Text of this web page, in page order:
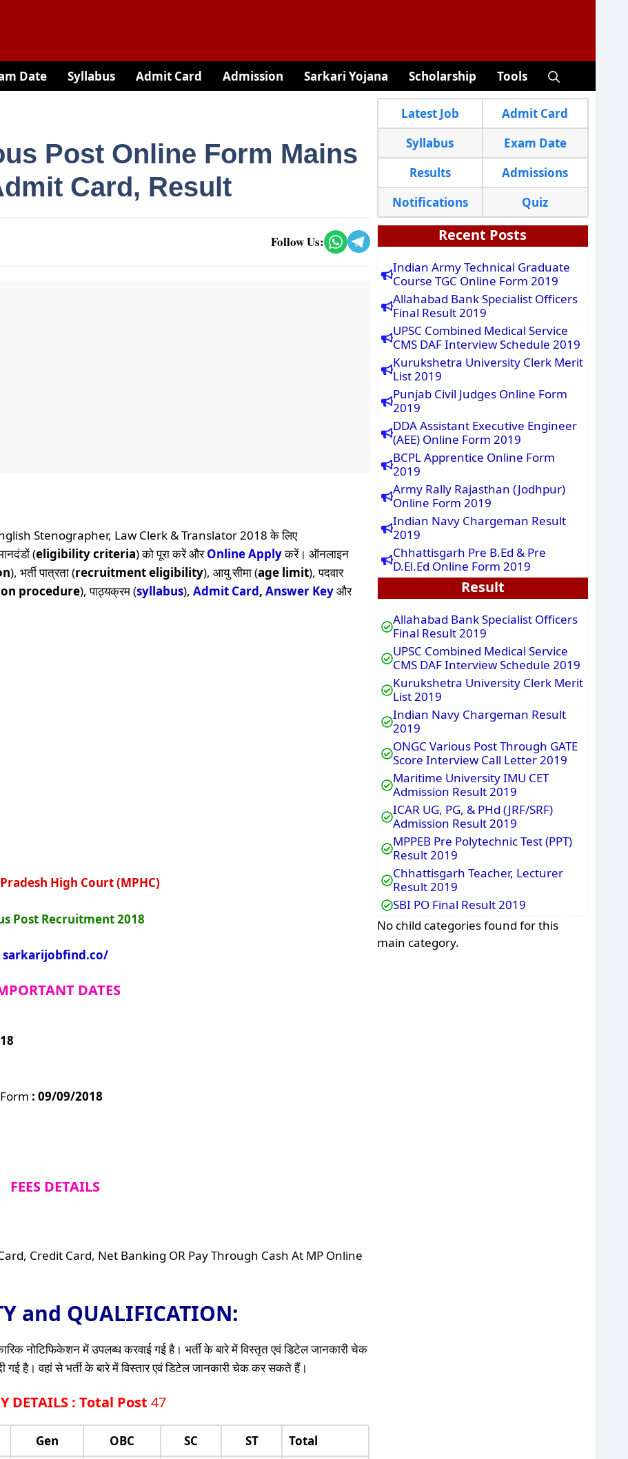
Date Syllabus Admit Card Admission Sarkari Yojana Scholarship Tools
Post Online Form Mains
Card, Result
Follow Us:
Stenographer, Law Clerk & Translator 2018 के लिए
(eligibility criteria) को पूरा करें औरOnlineApplyकरें। ऑनलाइन
), भर्ती पात्रता (recruitment eligibility), आयु सीमा (age limit), पदवार
procedure), पाठ्यक्रम (syllabus), Admit Card, Answer Keyऔर
High Court (MPHC)
Post Recruitment 2018
sarkarijobfind.co/
DATES
: 09/09/2018
FEES DETAILS
Credit Card, Net Banking OR Pay Through Cash At MP Online
and QUALIFICATION:
नोटिफिकेशन में उपलब्ध करवाई गई है। भर्ती के बारे में विस्तृत एवं डिटेल जानकारी चेक
है। वहां से भर्ती के बारे में विस्तार एवं डिटेल जानकारी चेक कर सकते हैं।
DETAILS : Total Post 47
Gen OBC SC ST
Total
Latest Job
Admit Card
Syllabus
Exam Date
Results
Admissions
Notifications
Quiz
Recent Posts
Indian Army Technical Graduate
Course TGC Online Form 2019
Allahabad Bank Specialist Officers
Final Result 2019
UPSC Combined Medical Service
CMS DAF Interview Schedule 2019
Kurukshetra University Clerk Merit
List 2019
Punjab Civil Judges Online Form
2019
DDA Assistant Executive Engineer
(AEE) Online Form 2019
BCPL Apprentice Online Form
2019
Army Rally Rajasthan (Jodhpur)
Online Form 2019
Indian Navy Chargeman Result
2019
Chhattisgarh Pre B.Ed & Pre
D.El.Ed Online Form 2019
Result
Allahabad Bank Specialist Officers
Final Result 2019
UPSC Combined Medical Service
CMS DAF Interview Schedule 2019
Kurukshetra University Clerk Merit
List 2019
Indian Navy Chargeman Result
2019
ONGC Various Post Through GATE
Score Interview Call Letter 2019
Maritime University IMU CET
Admission Result 2019
ICAR UG, PG, & PHd (JRF/SRF)
Admission Result 2019
MPPEB Pre Polytechnic Test (PPT)
Result 2019
Chhattisgarh Teacher, Lecturer
Result 2019
SBI PO Final Result 2019
No child categories found for this
main category.